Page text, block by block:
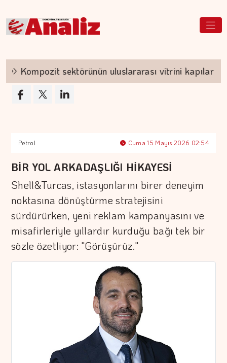
Kompozit sektörünün uluslararası vitrini kapılarını
Petrol Cuma 15 Mayıs 2026 02:54
BİR YOL ARKADAŞLIĞI HİKAYESİ
Shell&Turcas, istasyonlarını birer deneyim
noktasına dönüştürme stratejisini
sürdürürken, yeni reklam kampanyasını ve
misafirleriyle yıllardır kurduğu bağı tek bir
sözle özetliyor: "Görüşürüz."